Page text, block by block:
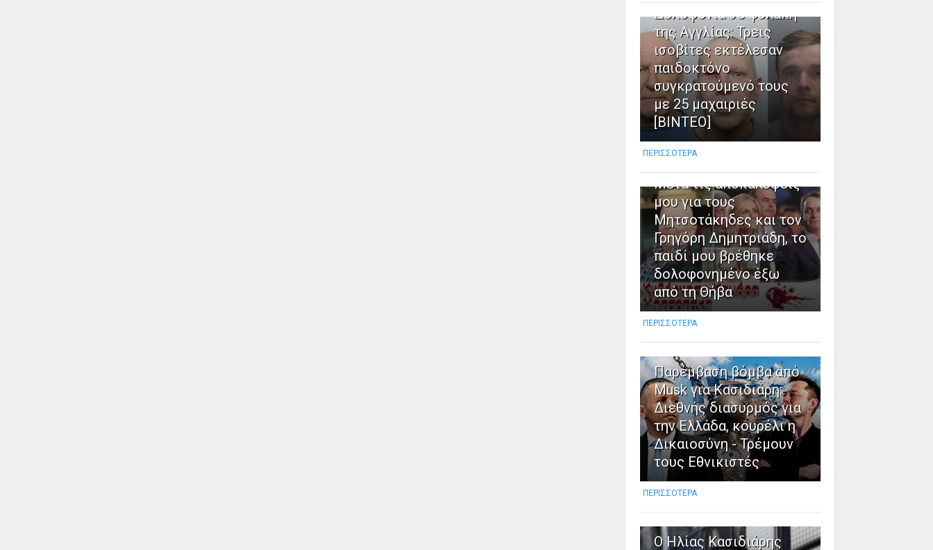
Δολοφονια σε φυλακή
της Αγγλίας: Τρεις
ισοβίτες εκτέλεσαν
παιδοκτόνο
συγκρατούμενό τους
με 25 μαχαιριές
[ΒΙΝΤΕΟ]
ΠΕΡΙΣΣΟΤΕΡΑ
8
Καταγγελία Σπύρου
Νίνου, απόστρατου
Μετά τις αποκαλύψεις
μου για τους
Μητσοτάκηδες και τον
Γρηγόρη Δημητριάδη, το
παιδί μου βρέθηκε
δολοφονημένο έξω
από τη Θήβα
ΠΕΡΙΣΣΟΤΕΡΑ
9
Παρέμβαση βόμβα από
Musk για Κασιδιάρη:
Διεθνής διασυρμός για
την Ελλάδα, κουρέλι η
Δικαιοσύνη - Τρέμουν
τους Εθνικιστές
ΠΕΡΙΣΣΟΤΕΡΑ
10
Ο Ηλίας Κασιδιάρης